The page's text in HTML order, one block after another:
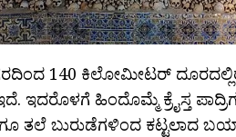
140 ಕಿಲೋಮೀಟರ್
ಇದರೊಳಗೆ ಹಿಂದೊಮ್ಮೆ ಕ್ರೈಸ್ತ
ತಲೆ ಬುರುಡೆಗಳಿಂದ ಕಟ್ಟಲಾದ